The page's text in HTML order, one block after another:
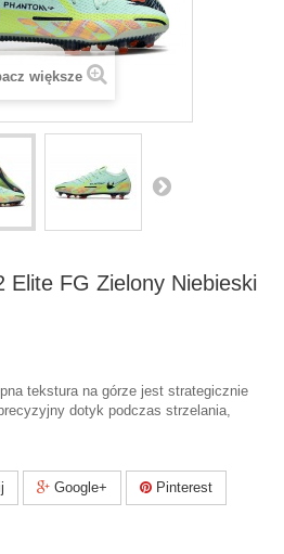
większe
Elite FG Zielony Niebieski
tekstura na górze jest strategicznie
dotyk podczas strzelania,
Google+ Pinterest